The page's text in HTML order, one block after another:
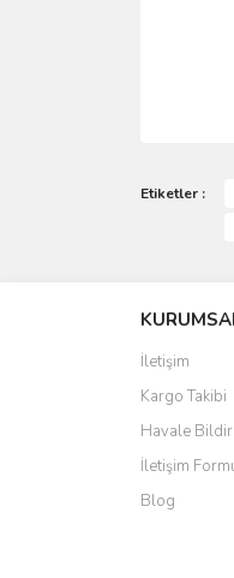
Etiketler :
İletişim
Kargo Takibi
Havale
İletişim
Blog